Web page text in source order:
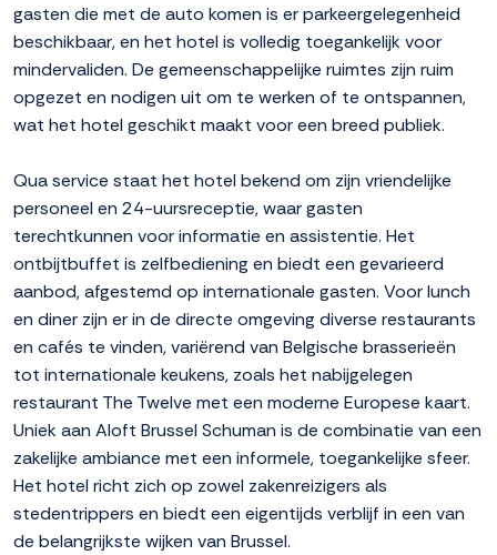
gasten die met de auto komen is er parkeergelegenheid
beschikbaar, en het hotel is volledig toegankelijk voor
mindervaliden. De gemeenschappelijke ruimtes zijn ruim
opgezet en nodigen uit om te werken of te ontspannen,
wat het hotel geschikt maakt voor een breed publiek.
Qua service staat het hotel bekend om zijn vriendelijke
personeel en 24-uursreceptie, waar gasten
terechtkunnen voor informatie en assistentie. Het
ontbijtbuffet is zelfbediening en biedt een gevarieerd
aanbod, afgestemd op internationale gasten. Voor lunch
en diner zijn er in de directe omgeving diverse restaurants
en cafés te vinden, variërend van Belgische brasserieën
tot internationale keukens, zoals het nabijgelegen
restaurant The Twelve met een moderne Europese kaart.
Uniek aan Aloft Brussel Schuman is de combinatie van een
zakelijke ambiance met een informele, toegankelijke sfeer.
Het hotel richt zich op zowel zakenreizigers als
stedentrippers en biedt een eigentijds verblijf in een van
de belangrijkste wijken van Brussel.